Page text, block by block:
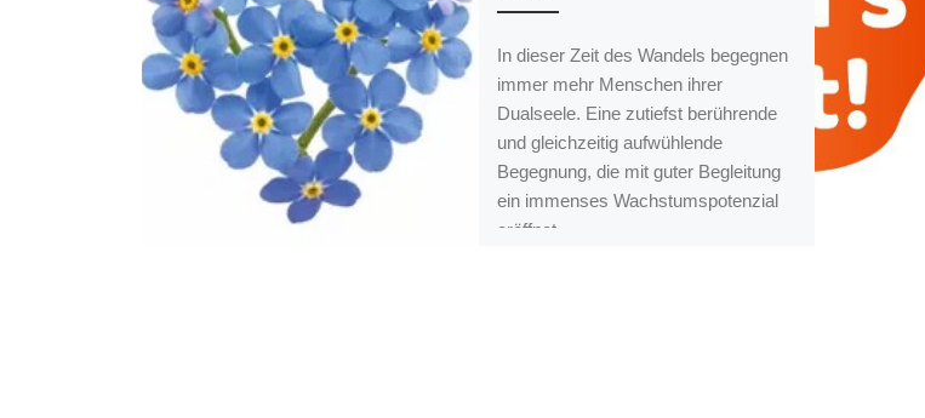
In dieser Zeit des Wandels begegnen
immer mehr Menschen ihrer
Dualseele. Eine zutiefst berührende
und gleichzeitig aufwühlende
Begegnung, die mit guter Begleitung
ein immenses Wachstumspotenzial
eröffnet.